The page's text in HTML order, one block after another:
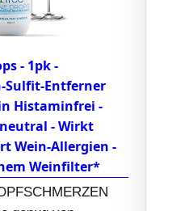
- 1pk -
Sulfit-Entferner
Histaminfrei -
- Wirkt
Wein-Allergien -
Weinfilter*